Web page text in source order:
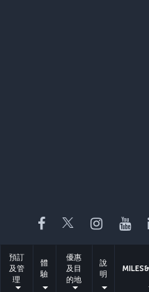
Facebook
Twitter
預訂
及管
理
體
驗
優惠
及目
的地
說
明